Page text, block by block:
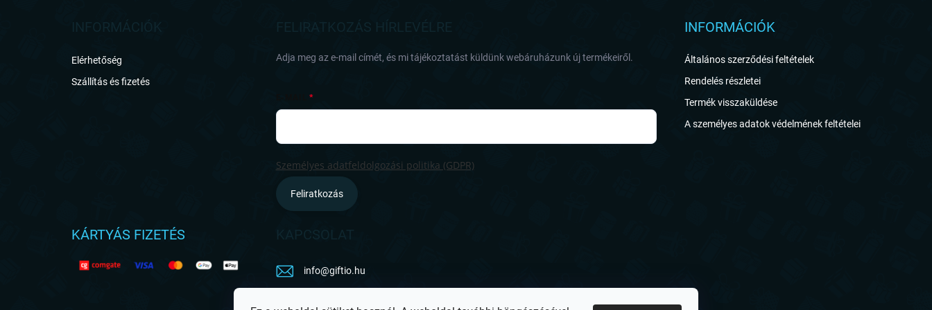
INFORMÁCIÓK
Elérhetőség
Szállítás és fizetés
FELIRATKOZÁS HÍRLEVÉLRE
Adja meg az e-mail címét, és mi tájékoztatást küldünk webáruházunk új termékeiről.
Személyes adatfeldolgozási politika (GDPR)
Feliratkozás
INFORMÁCIÓK
Általános szerződési feltételek
Rendelés részletei
Termék visszaküldése
A személyes adatok védelmének feltételei
KÁRTYÁS FIZETÉS KAPCSOLAT
info@giftio.hu